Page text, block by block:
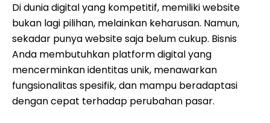
Di dunia digital yang kompetitif, memiliki website
bukan lagi pilihan, melainkan keharusan. Namun,
sekadar punya website saja belum cukup. Bisnis
Anda membutuhkan platform digital yang
mencerminkan identitas unik, menawarkan
fungsionalitas spesifik, dan mampu beradaptasi
dengan cepat terhadap perubahan pasar.